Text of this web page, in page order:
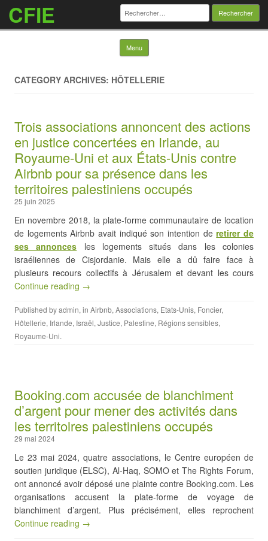
CFIE Rechercher :
Menu Skip to content
CATEGORY ARCHIVES: HÔTELLERIE
Trois associations annoncent des actions
en justice concertées en Irlande, au
Royaume-Uni et aux États-Unis contre
Airbnb pour sa présence dans les
territoires palestiniens occupés
25 juin 2025
En novembre 2018, la plate-forme communautaire de location
de logements Airbnb avait indiqué son intention deretirer de
ses annonces les logements situés dans les colonies
israéliennes de Cisjordanie. Mais elle a dû faire face à
plusieurs recours collectifs à Jérusalem et devant les cours
Continue reading →
Published byadmin, in Airbnb, Associations, Etats-Unis, Foncier,
Hôtellerie, Irlande, Israël, Justice, Palestine, Régions sensibles,
Royaume-Uni.
Booking.com accusée de blanchiment
d’argent pour mener des activités dans
les territoires palestiniens occupés
29 mai 2024
Le 23 mai 2024, quatre associations, le Centre européen de
soutien juridique (ELSC), Al-Haq, SOMO et The Rights Forum,
ont annoncé avoir déposé une plainte contre Booking.com. Les
organisations accusent la plate-forme de voyage de
blanchiment d’argent. Plus précisément, elles reprochent
Continue reading →